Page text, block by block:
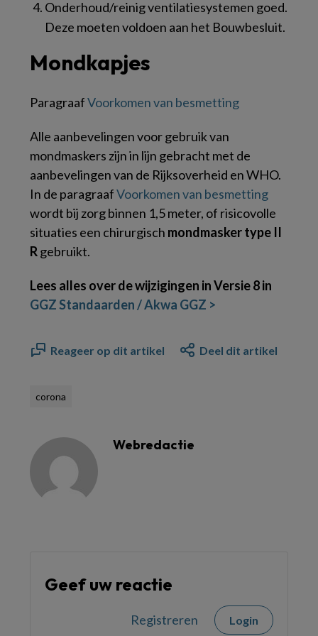
Onderhoud/reinig ventilatiesystemen goed.
Deze moeten voldoen aan het Bouwbesluit.
Mondkapjes
ParagraafVoorkomen van besmetting
Alle aanbevelingen voor gebruik van
mondmaskers zijn in lijn gebracht met de
aanbevelingen van de Rijksoverheid en WHO.
In de paragraafVoorkomen van besmetting
wordt bij zorg binnen 1,5 meter, of risicovolle
situaties een chirurgisch mondmasker type II
Rgebruikt.
Lees alles over de wijzigingen in Versie 8 in
GGZ Standaarden / Akwa GGZ >
Reageer op dit artikel Deel dit artikel
corona
Webredactie
Geef uw reactie
Registreren Login